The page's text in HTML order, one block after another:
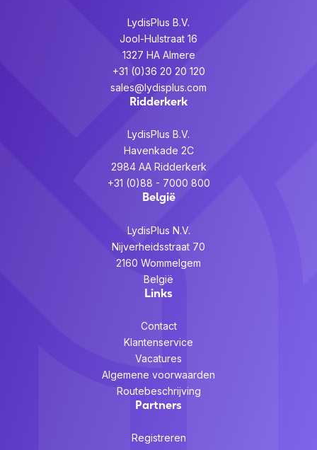
LydisPlus B.V.
Jool-Hulstraat 16
1327 HA Almere
+31 (0)36 20 20 120
sales@lydisplus.com
Ridderkerk
LydisPlus B.V.
Havenkade 2C
2984 AA Ridderkerk
+31 (0)88 - 7000 800
België
LydisPlus N.V.
Nijverheidsstraat 70
2160 Wommelgem
België
Links
Contact
Klantenservice
Vacatures
Algemene voorwaarden
Routebeschrijving
Partners
Registreren